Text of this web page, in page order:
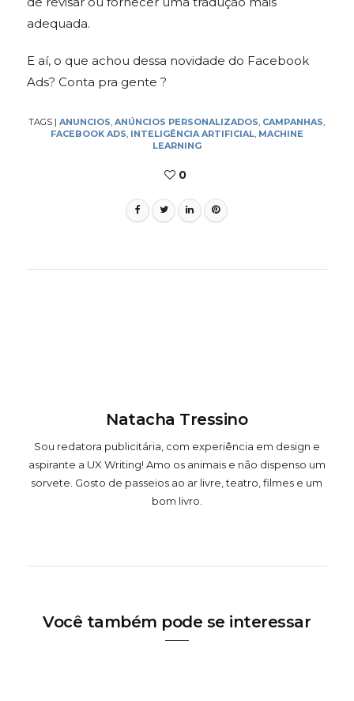
adequada.
E aí, o que achou dessa novidade do Facebook
Ads? Conta pra gente ?
TAGS |ANUNCIOS,ANÚNCIOS PERSONALIZADOS, CAMPANHAS,
FACEBOOK ADS, INTELIGÊNCIA ARTIFICIAL, MACHINE
LEARNING
0
Natacha Tressino
Sou redatora publicitária, com experiência em design e
aspirante a UX Writing! Amo os animais e não dispenso um
sorvete. Gosto de passeios ao ar livre, teatro, filmes e um
bom livro.
Você também pode se interessar